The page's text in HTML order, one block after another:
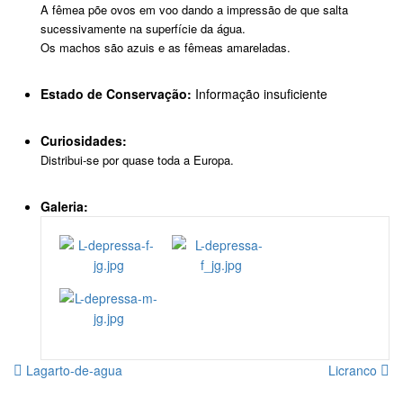
A fêmea põe ovos em voo dando a impressão de que salta
sucessivamente na superfície da água.
Os machos são azuis e as fêmeas amareladas.
Estado de Conservação: Informação insuficiente
Curiosidades:
Distribui-se por quase toda a Europa.
Galeria:
Lagarto-de-agua Licranco